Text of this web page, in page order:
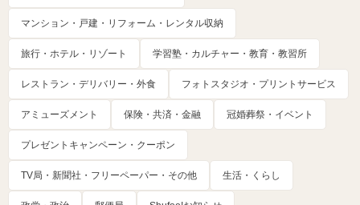
マンション・戸建・リフォーム・レンタル収納
旅行・ホテル・リゾート 学習塾・カルチャー・教育・教習所
レストラン・デリバリー・外食 フォトスタジオ・プリントサービス
アミューズメント 保険・共済・金融 冠婚葬祭・イベント
プレゼントキャンペーン・クーポン
TV局・新聞社・フリーペーパー・その他 生活・くらし